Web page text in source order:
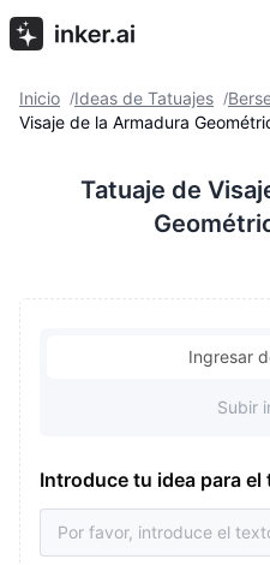
Inicio /Ideas de Tatuajes /
Visaje de la Armadura
Tatuaje de
Ingresar
Subir
Introduce tu idea para el